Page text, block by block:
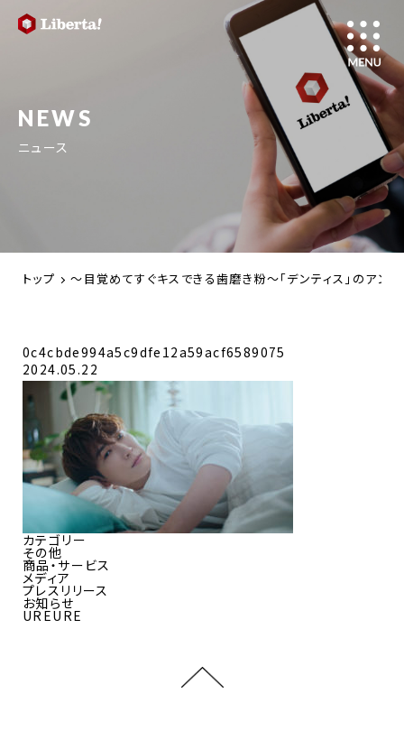
NEWS
ニュース
トップ ～目覚めてすぐキスできる歯磨き粉～「デンティス」のア
0c4cbde994a5c9dfe12a59acf6589075
2024.05.22
カテゴリー
その他
商品・サービス
メディア
プレスリリース
お知らせ
UREURE